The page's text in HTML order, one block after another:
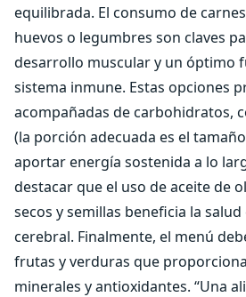
equilibrada. El consumo de carnes
huevos o legumbres son claves
desarrollo muscular y un óptimo
sistema inmune. Estas opciones
acompañadas de carbohidratos,
(la porción adecuada es el
aportar energía sostenida a lo
destacar que el uso de aceite de
secos y semillas beneficia la
cerebral. Finalmente, el menú
frutas y verduras que
minerales y antioxidantes. “Una